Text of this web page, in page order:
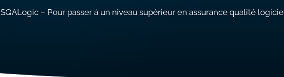
SQALogic – Pour passer à un niveau supérieur en assurance qualité